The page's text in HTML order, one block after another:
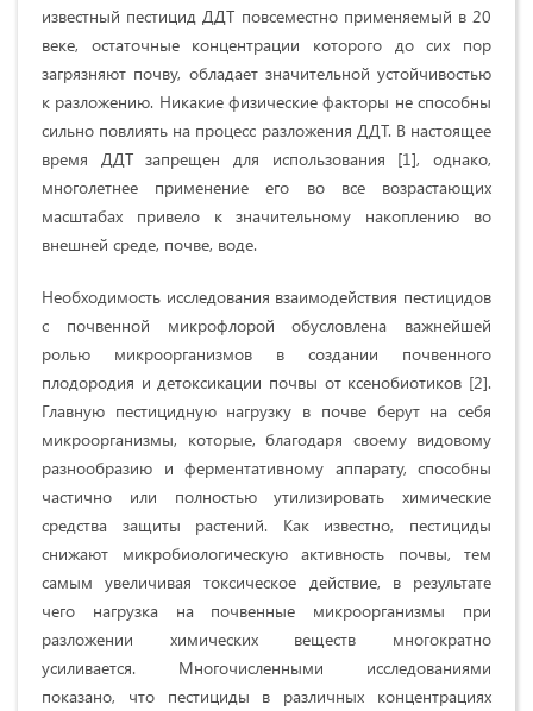
известный пестицид ДДТ повсеместно применяемый в 20
веке, остаточные концентрации которого до сих пор
загрязняют почву, обладает значительной устойчивостью
к разложению. Никакие физические факторы не способны
сильно повлиять на процесс разложения ДДТ. В настоящее
время ДДТ запрещен для использования [1], однако,
многолетнее применение его во все возрастающих
масштабах привело к значительному накоплению во
внешней среде, почве, воде.
Необходимость исследования взаимодействия пестицидов
с почвенной микрофлорой обусловлена важнейшей
ролью микроорганизмов в создании почвенного
плодородия и детоксикации почвы от ксенобиотиков [2].
Главную пестицидную нагрузку в почве берут на себя
микроорганизмы, которые, благодаря своему видовому
разнообразию и ферментативному аппарату, способны
частично или полностью утилизировать химические
средства защиты растений. Как известно, пестициды
снижают микробиологическую активность почвы, тем
самым увеличивая токсическое действие, в результате
чего нагрузка на почвенные микроорганизмы при
разложении химических веществ многократно
усиливается. Многочисленными исследованиями
показано, что пестициды в различных концентрациях